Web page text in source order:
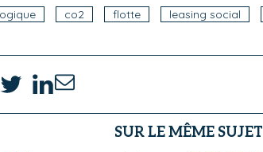
co2 flotte leasing social
SUR LE MÊME SUJET